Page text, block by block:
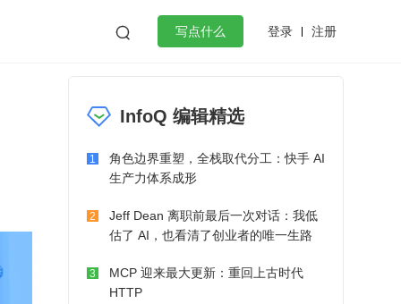
 写点什么 登录 注册
微服务架构 flutter
InfoQ 编辑精选
1
角色边界重塑，全栈取代分工：快手 AI
生产力体系成形
2
Jeff Dean 离职前最后一次对话：我低
估了 AI，也看清了创业者的唯一生路
3
MCP 迎来最大更新：重回上古时代
HTTP